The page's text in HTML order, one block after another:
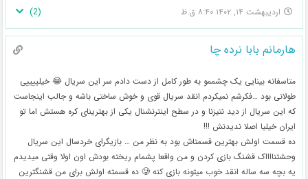
اردیبهشت ۱۴, ۱۴۰۲ ۸:۴۰ ق.ظ (
2
)
هارمانم بابا نرده چا
متاسفانه بینایی یک چشممو به طور کامل از دست دادم سر این سریال 😂 خیلییییی
طولانی بود …فکرشم نمیکردم انقد سریال قوی و خوش ساختی باشه و جالب اینجاست
که این سریال از دید نتیزنا و در سطح اینترنشنال یکی از بهترینای کره هستش اما تو
ایران خیلیا اصلا ندیدنش !!!
ده قسمت اولش بهترین قسمتاش بود به نظر من … بازیگرای خردسال این سریال
وحشتنااااک قشنگ بازی کردن و من واقعا پشمام ریخته بودش اون اولا وقتی میدیدم
یه بچه سه ساله انقد خوب میتونه بازی کنه 🥲 ده قسمته اولش برای من قشنگترین